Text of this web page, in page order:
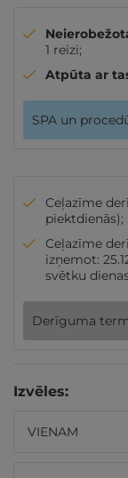
1 reizi;
Atpūta ar
SPA un
Ceļazīme
piektdienās);
Ceļazīme
izņemot:
svētku
Derīguma
Izvēles:
VIENAM